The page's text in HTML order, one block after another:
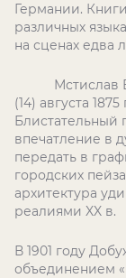
Германии.
различных
на сценах едва
Мстислав
(14) августа
Блистательный
впечатление в
передать в
городских
архитектура
реалиями XX в.
В 1901 году
объединением